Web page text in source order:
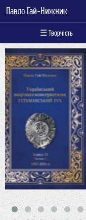
Павло Гай-Нижник
☰ Творчість